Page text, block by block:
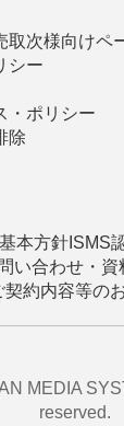
取次様向けペ
シー
・ポリシー
除
本方針 ISMS
い合わせ・資
契約内容等の
MEDIA
reserved.